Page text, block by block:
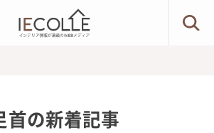
首の新着記事